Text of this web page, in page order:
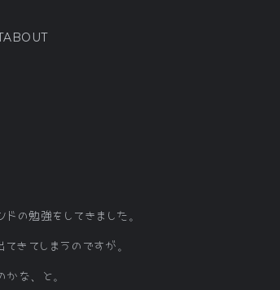
ABOUT
の勉強をしてきました。
きてしまうのですが。
な、と。